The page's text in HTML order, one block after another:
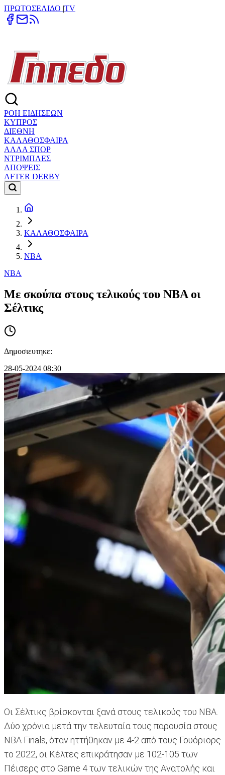
ΠΡΩΤΟΣΕΛΙΔΟ |TV
ΡΟΗ ΕΙΔΗΣΕΩΝ
ΚΥΠΡΟΣ
ΔΙΕΘΝΗ
ΚΑΛΑΘΟΣΦΑΙΡΑ
ΑΛΛΑ ΣΠΟΡ
ΝΤΡΙΜΠΛΕΣ
ΑΠΟΨΕΙΣ
AFTER DERBY
ΚΑΛΑΘΟΣΦΑΙΡΑ
NBA
NBA
Mε σκούπα στους τελικούς του NBA oι
Σέλτικς
Δημοσιευτηκε:
28-05-2024 08:30
Οι Σέλτικς βρίσκονται ξανά στους τελικούς του NBA.
Δύο χρόνια μετά την τελευταία τους παρουσία στους
NBA Finals, όταν ηττήθηκαν με 4-2 από τους Γουόριορς
το 2022, οι Κέλτες επικράτησαν με 102-105 των
Πέισερς στο Game 4 των τελικών της Ανατολής και